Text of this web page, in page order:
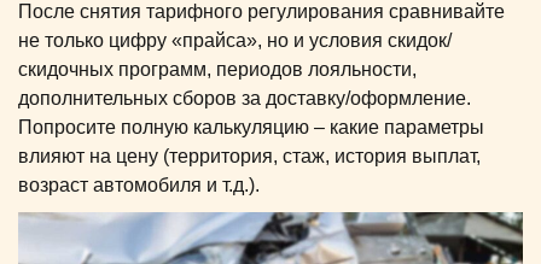
После снятия тарифного регулирования сравнивайте
не только цифру «прайса», но и условия скидок/
скидочных программ, периодов лояльности,
дополнительных сборов за доставку/оформление.
Попросите полную калькуляцию – какие параметры
влияют на цену (территория, стаж, история выплат,
возраст автомобиля и т.д.).